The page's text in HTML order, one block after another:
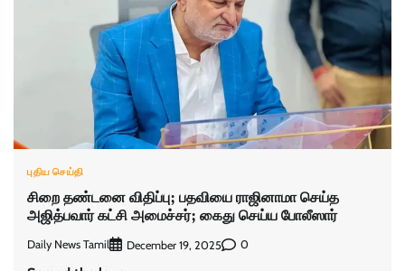
புதிய செய்தி
சிறை தண்டனை விதிப்பு; பதவியை ராஜினாமா செய்த
அஜித்பவார் கட்சி அமைச்சர்; கைது செய்ய போலீஸார்
Daily News Tamil December 19, 2025 0